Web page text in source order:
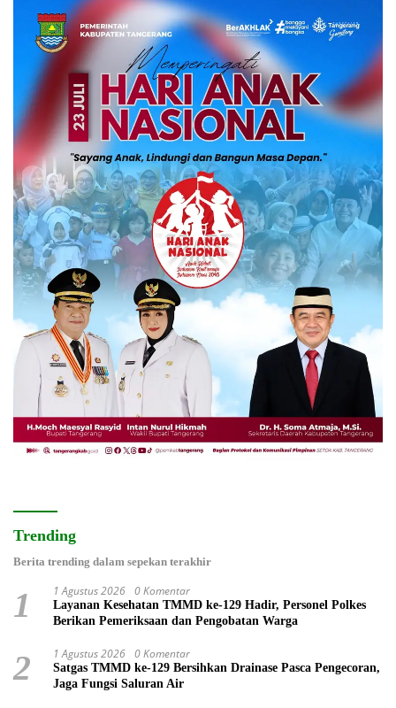
Trending
Berita trending dalam sepekan terakhir
1 1 Agustus 2026 0 Komentar
Layanan Kesehatan TMMD ke-129 Hadir, Personel Polkes
Berikan Pemeriksaan dan Pengobatan Warga
2 1 Agustus 2026 0 Komentar
Satgas TMMD ke-129 Bersihkan Drainase Pasca Pengecoran,
Jaga Fungsi Saluran Air